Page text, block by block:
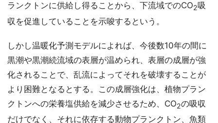
ランクトンに供給し得ることから、下流域でのCO2吸
収を促進していることを示唆するという。
しかし温暖化予測モデルによれば、今後数10年の間に
黒潮や黒潮続流域の表層が温められ、表層の成層が強
化されることで、乱流によってそれを破壊することが
より困難となるとする。この成層強化は、植物プラン
クトンへの栄養塩供給を減少させるため、CO2の吸収
だけでなく、それに依存する動物プランクトン、魚類